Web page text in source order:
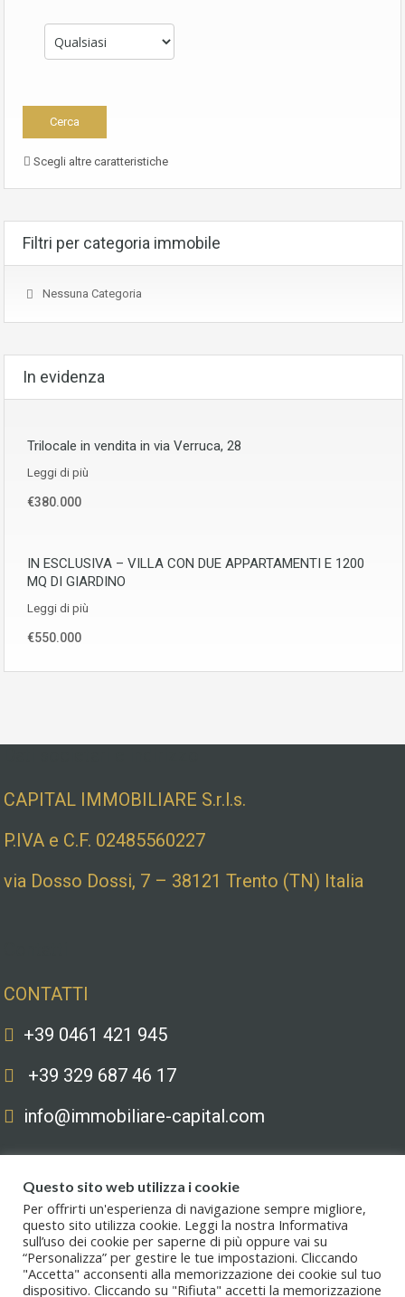
Scegli altre caratteristiche
Filtri per categoria immobile
Nessuna Categoria
In evidenza
Trilocale in vendita in via Verruca, 28
Leggi di più
€380.000
IN ESCLUSIVA – VILLA CON DUE APPARTAMENTI E 1200
MQ DI GIARDINO
Leggi di più
€550.000
CAPITAL IMMOBILIARE S.r.l.s.
P.IVA e C.F. 02485560227
via Dosso Dossi, 7 – 38121 Trento (TN) Italia
CONTATTI
+39 0461 421 945
+39 329 687 46 17
info@immobiliare-capital.com
Copyright © 2020. All Rights Reserved. Capital immobiliare S.r.l.s. | Le
immagini hanno valore puramente illustrativo. I prezzi e le informazioni
possono essere soggetti a modifiche.
Questo sito web utilizza i cookie
Per offrirti un'esperienza di navigazione sempre migliore,
questo sito utilizza cookie. Leggi la nostra Informativa
sull’uso dei cookie per saperne di più oppure vai su
“Personalizza” per gestire le tue impostazioni. Cliccando
"Accetta" acconsenti alla memorizzazione dei cookie sul tuo
dispositivo. Cliccando su "Rifiuta" accetti la memorizzazione